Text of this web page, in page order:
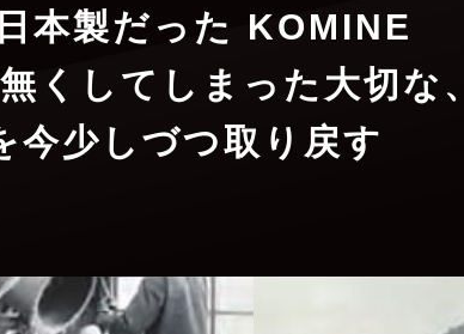
本製だった KOMINE
くしてしまった大切な、
今少しづつ取り戻す